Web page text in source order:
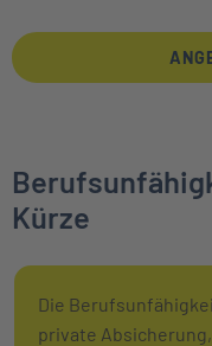
Kürze
Die
private